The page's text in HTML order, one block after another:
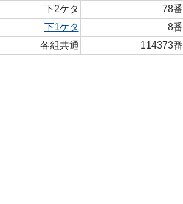
下2ケタ
78番
下1ケタ
8番
各組共通 114373番